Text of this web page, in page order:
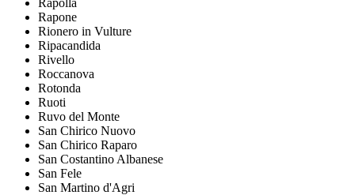
Rapone
Rionero in Vulture
Ripacandida
Rivello
Roccanova
Rotonda
Ruoti
Ruvo del Monte
San Chirico Nuovo
San Chirico Raparo
San Costantino Albanese
San Fele
San Martino d'Agri